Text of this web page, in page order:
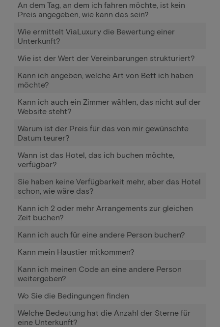
An dem Tag, an dem ich fahren möchte, ist kein
Preis angegeben, wie kann das sein?
Wie ermittelt ViaLuxury die Bewertung einer
Unterkunft?
Wie ist der Wert der Vereinbarungen strukturiert?
Kann ich angeben, welche Art von Bett ich haben
möchte?
Kann ich auch ein Zimmer wählen, das nicht auf der
Website steht?
Warum ist der Preis für das von mir gewünschte
Datum teurer?
Wann ist das Hotel, das ich buchen möchte,
verfügbar?
Sie haben keine Verfügbarkeit mehr, aber das Hotel
schon, wie wäre das?
Kann ich 2 oder mehr Arrangements zur gleichen
Zeit buchen?
Kann ich auch für eine andere Person buchen?
Kann mein Haustier mitkommen?
Kann ich meinen Code an eine andere Person
weitergeben?
Wo Sie die Bedingungen finden
Welche Bedeutung hat die Anzahl der Sterne für
eine Unterkunft?